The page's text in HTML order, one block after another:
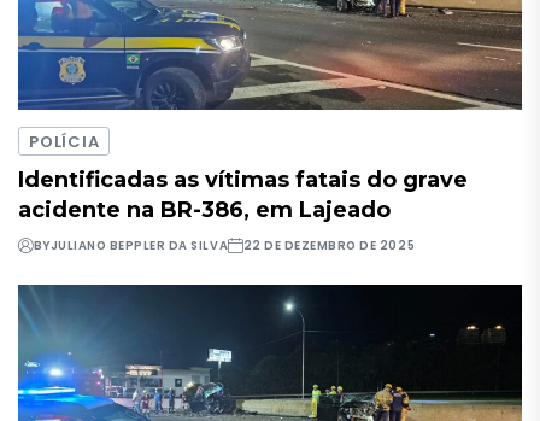
POLÍCIA
Identificadas as vítimas fatais do grave
acidente na BR-386, em Lajeado
BYJULIANO BEPPLER DA SILVA 22 DE DEZEMBRO DE 2025